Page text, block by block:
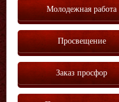
Молодежная работа
Просвещение
Заказ просфор